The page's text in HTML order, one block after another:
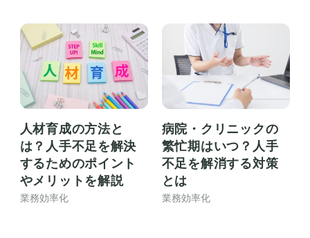
人材育成の方法と
は？人手不足を解決
するためのポイント
やメリットを解説
業務効率化
病院・クリニックの
繁忙期はいつ？人手
不足を解消する対策
とは
業務効率化